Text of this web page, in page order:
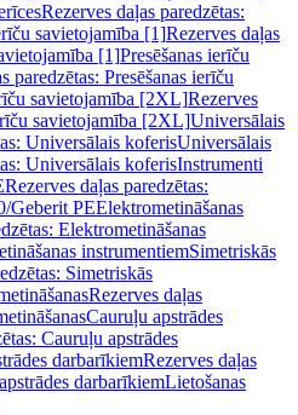
Rezerves daļas paredzētas:
savietojamība [1]Rezerves daļas
[1]Presēšanas ierīču
paredzētas: Presēšanas ierīču
savietojamība [2XL]Rezerves
savietojamība [2XL]Universālais
Universālais koferisUniversālais
Universālais koferisInstrumenti
Rezerves daļas paredzētas:
Geberit PEElektrometināšanas
Elektrometināšanas
instrumentiemSimetriskās
Simetriskās
Rezerves daļas
Cauruļu apstrādes
Cauruļu apstrādes
darbarīkiemRezerves daļas
darbarīkiemLietošanas